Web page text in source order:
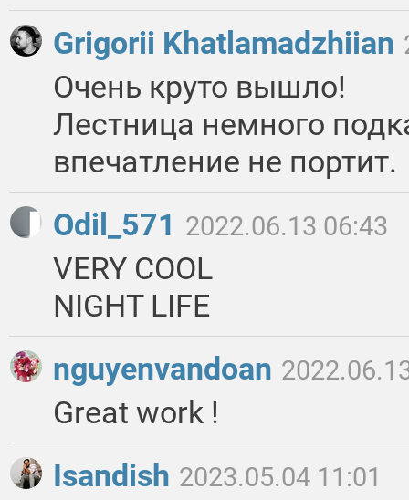
Grigorii Khatlamadzhiian
Очень круто вышло!
Лестница немного
впечатление не портит.
Odil_571 2022.06.13 06:43
VERY COOL
NIGHT LIFE
nguyenvandoan
Great work !
Isandish 2023.05.04 11:01